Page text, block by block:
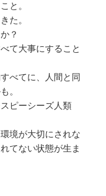
と。
た。
？
て大事にすること
べてに、人間と同
。
ピーシーズ人類
境が大切にされな
てない状態が生ま